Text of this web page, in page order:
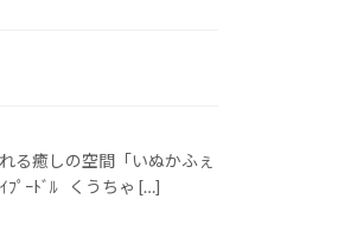
る癒しの空間「いぬかふぇ
ﾌﾟｰﾄﾞﾙ くうちゃ […]